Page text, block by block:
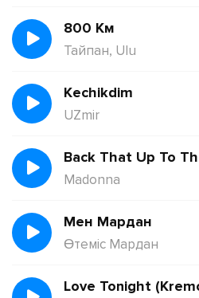
800 Км
Тайпан, Ulu
Kechikdim
UZmir
Madonna
Мен Мардан
Өтеміс Мардан
Love Tonight